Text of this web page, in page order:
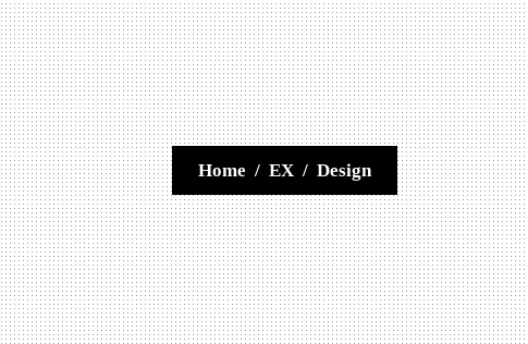
Home / EX / Design